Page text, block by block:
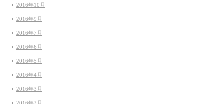
2016年10月
2016年9月
2016年7月
2016年6月
2016年5月
2016年4月
2016年3月
2016年2月